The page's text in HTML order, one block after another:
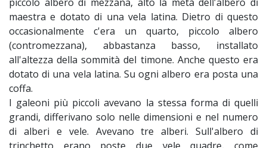
maestra e dotato di una vela latina. Dietro di questo
occasionalmente c'era un quarto, piccolo albero
(contromezzana), abbastanza basso, installato
all'altezza della sommità del timone. Anche questo era
dotato di una vela latina. Su ogni albero era posta una
coffa.
I galeoni più piccoli avevano la stessa forma di quelli
grandi, differivano solo nelle dimensioni e nel numero
di alberi e vele. Avevano tre alberi. Sull'albero di